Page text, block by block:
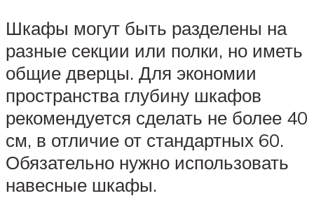
Шкафы могут быть разделены на
разные секции или полки, но иметь
общие дверцы. Для экономии
пространства глубину шкафов
рекомендуется сделать не более 40
см, в отличие от стандартных 60.
Обязательно нужно использовать
навесные шкафы.